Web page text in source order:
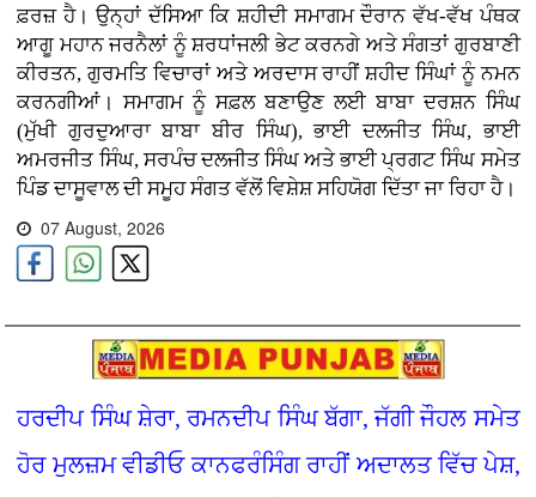
ਫ਼ਰਜ਼ ਹੈ। ਉਨ੍ਹਾਂ ਦੱਸਿਆ ਕਿ ਸ਼ਹੀਦੀ ਸਮਾਗਮ ਦੌਰਾਨ ਵੱਖ-ਵੱਖ ਪੰਥਕ
ਆਗੂ ਮਹਾਨ ਜਰਨੈਲਾਂ ਨੂੰ ਸ਼ਰਧਾਂਜਲੀ ਭੇਟ ਕਰਨਗੇ ਅਤੇ ਸੰਗਤਾਂ ਗੁਰਬਾਣੀ
ਕੀਰਤਨ, ਗੁਰਮਤਿ ਵਿਚਾਰਾਂ ਅਤੇ ਅਰਦਾਸ ਰਾਹੀਂ ਸ਼ਹੀਦ ਸਿੰਘਾਂ ਨੂੰ ਨਮਨ
ਕਰਨਗੀਆਂ। ਸਮਾਗਮ ਨੂੰ ਸਫ਼ਲ ਬਣਾਉਣ ਲਈ ਬਾਬਾ ਦਰਸ਼ਨ ਸਿੰਘ
(ਮੁੱਖੀ ਗੁਰਦੁਆਰਾ ਬਾਬਾ ਬੀਰ ਸਿੰਘ), ਭਾਈ ਦਲਜੀਤ ਸਿੰਘ, ਭਾਈ
ਅਮਰਜੀਤ ਸਿੰਘ, ਸਰਪੰਚ ਦਲਜੀਤ ਸਿੰਘ ਅਤੇ ਭਾਈ ਪ੍ਰਗਟ ਸਿੰਘ ਸਮੇਤ
ਪਿੰਡ ਦਾਸੂਵਾਲ ਦੀ ਸਮੂਹ ਸੰਗਤ ਵੱਲੋਂ ਵਿਸ਼ੇਸ਼ ਸਹਿਯੋਗ ਦਿੱਤਾ ਜਾ ਰਿਹਾ ਹੈ।
07 August, 2026
ਹਰਦੀਪ ਸਿੰਘ ਸ਼ੇਰਾ, ਰਮਨਦੀਪ ਸਿੰਘ ਬੱਗਾ, ਜੱਗੀ ਜੌਹਲ ਸਮੇਤ
ਹੋਰ ਮੁਲਜ਼ਮ ਵੀਡੀਓ ਕਾਨਫਰੰਸਿੰਗ ਰਾਹੀਂ ਅਦਾਲਤ ਵਿੱਚ ਪੇਸ਼,